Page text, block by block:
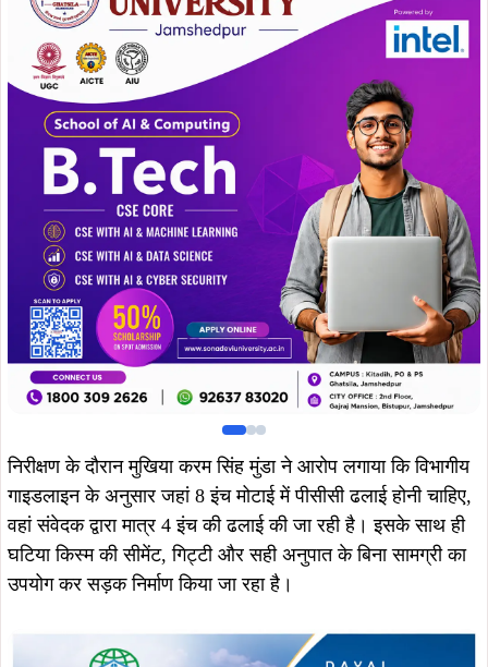
निरीक्षण के दौरान मुखिया करम सिंह मुंडा ने आरोप लगाया कि विभागीय
गाइडलाइन के अनुसार जहां 8 इंच मोटाई में पीसीसी ढलाई होनी चाहिए,
वहां संवेदक द्वारा मात्र 4 इंच की ढलाई की जा रही है। इसके साथ ही
घटिया किस्म की सीमेंट, गिट्टी और सही अनुपात के बिना सामग्री का
उपयोग कर सड़क निर्माण किया जा रहा है।